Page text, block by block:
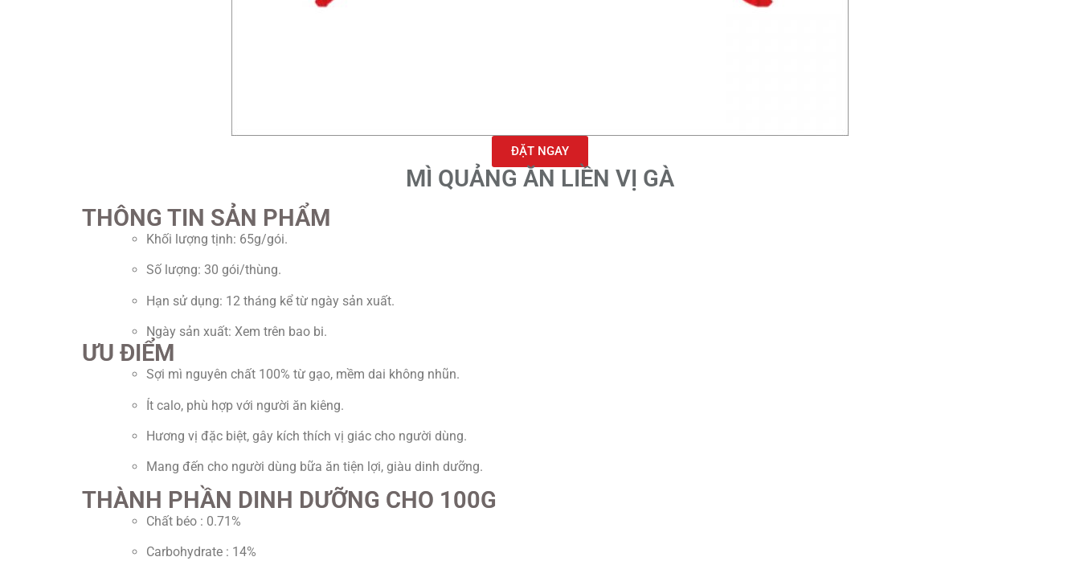
ĐẶT NGAY
MÌ QUẢNG ĂN LIỀN VỊ GÀ
THÔNG TIN SẢN PHẨM
Khối lượng tịnh: 65g/gói.
Số lượng: 30 gói/thùng.
Hạn sử dụng: 12 tháng kể từ ngày sản xuất.
Ngày sản xuất: Xem trên bao bi.
ƯU ĐIỂM
Sợi mì nguyên chất 100% từ gạo, mềm dai không nhũn.
Ít calo, phù hợp với người ăn kiêng.
Hương vị đặc biệt, gây kích thích vị giác cho người dùng.
Mang đến cho người dùng bữa ăn tiện lợi, giàu dinh dưỡng.
THÀNH PHẦN DINH DƯỠNG CHO 100G
Chất béo : 0.71%
Carbohydrate : 14%